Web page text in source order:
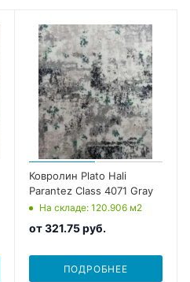
Ковролин Plato Hali
Parantez Class 4071 Gray
На складе: 120.906 м2
от321.75 руб.
ПОДРОБНЕЕ